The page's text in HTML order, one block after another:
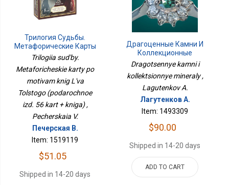
Трилогия Судьбы.
Метафорические Карты
По Мотивам Книг Льва
Толстого (подарочное
Изд. 56 Карт + Книга)
Trilogiia sud'by.
Metaforicheskie karty po
motivam knig L'va
Tolstogo (podarochnoe
izd. 56 kart + kniga) ,
Pecherskaia V.
Печерская В.
Item: 1519119
$51.05
Shipped in 14-20 days
Драгоценные Камни И
Коллекционные
Минералы
Dragotsennye kamni i
kollektsionnye mineraly ,
Lagutenkov A.
Лагутенков А.
Item: 1493309
$90.00
Shipped in 14-20 days
ADD TO CART